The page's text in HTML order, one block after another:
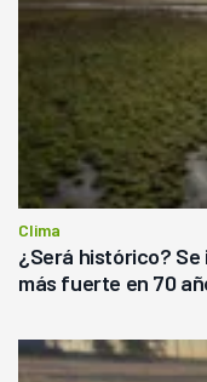
Clima
¿Será histórico? Se
más fuerte en 70